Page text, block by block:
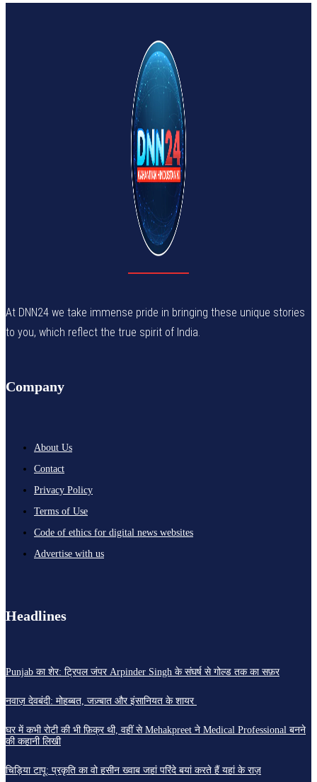
At DNN24 we take immense pride in bringing these unique stories
to you, which reflect the true spirit of India.
Company
About Us
Contact
Privacy Policy
Terms of Use
Code of ethics for digital news websites
Advertise with us
Headlines
Punjab का शेर: ट्रिपल जंपर Arpinder Singh के संघर्ष से गोल्ड तक का सफ़र
नवाज़ देवबंदी: मोहब्बत, जज़्बात और इंसानियत के शायर
घर में कभी रोटी की भी फ़िक्र थी, वहीं से Mehakpreet ने Medical Professional बनने
की कहानी लिखी
चिड़िया टापू: प्रकृति का वो हसीन ख्वाब जहां परिंदे बयां करते हैं यहां के राज़